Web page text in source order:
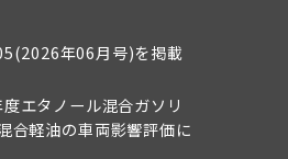
年06月号)を掲載
エタノール混合ガソリ
合軽油の車両影響評価に